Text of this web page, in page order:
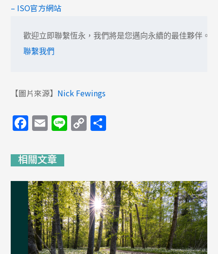
– ISO官方網站
聯繫我們
【圖片來源】 Nick Fewings
Facebook
Email
LineCopy
Link
相關文章